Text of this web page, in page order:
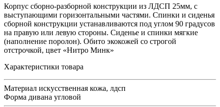
Корпус сборно-разборной конструкции из ЛДСП 25мм, с
выступающими горизонтальными частями. Спинки и сиденья
сборной конструкции устанавливаются под углом 90 градусов
на правую или левую стороны. Сиденье и спинки мягкие
(наполнение поролон). Обито экокожей со строгой
отстрочкой, цвет «Нитро Минк»
Характеристики товара
Материал искусственная кожа, лдсп
Форма дивана угловой